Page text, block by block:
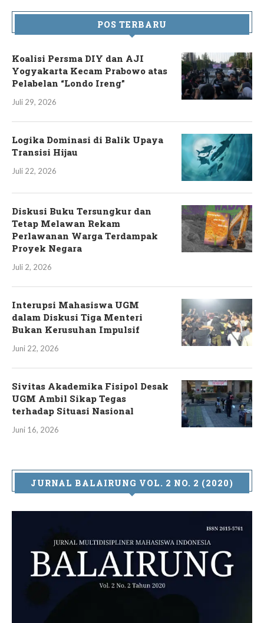
POS TERBARU
Koalisi Persma DIY dan AJI
Yogyakarta Kecam Prabowo atas
Pelabelan “Londo Ireng”
Juli 29, 2026
Logika Dominasi di Balik Upaya
Transisi Hijau
Juli 22, 2026
Diskusi Buku Tersungkur dan
Tetap Melawan Rekam
Perlawanan Warga Terdampak
Proyek Negara
Juli 2, 2026
Interupsi Mahasiswa UGM
dalam Diskusi Tiga Menteri
Bukan Kerusuhan Impulsif
Juni 22, 2026
Sivitas Akademika Fisipol Desak
UGM Ambil Sikap Tegas
terhadap Situasi Nasional
Juni 16, 2026
JURNAL BALAIRUNG VOL. 2 NO. 2 (2020)